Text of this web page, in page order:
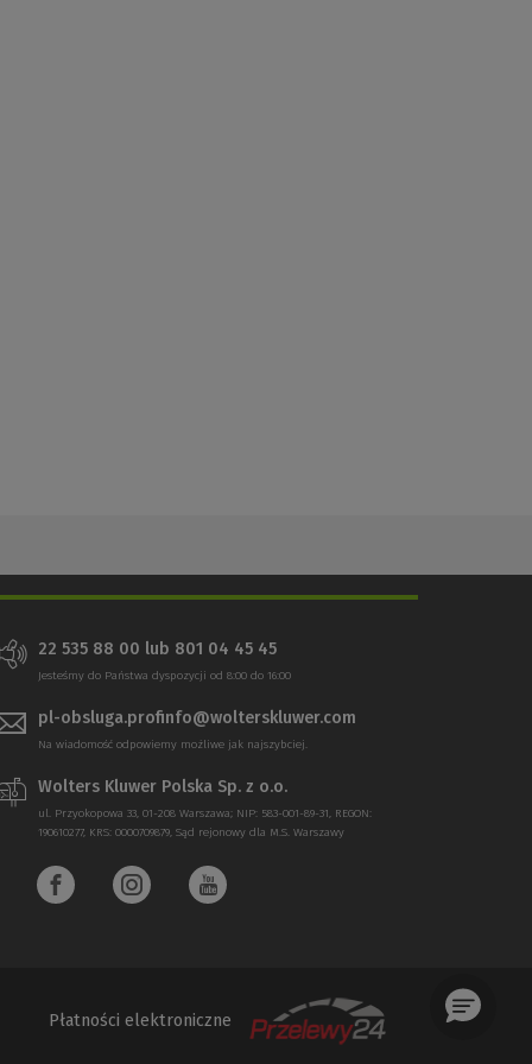
22 535 88 00 lub 801 04 45 45
Jesteśmy do Państwa dyspozycji od 8:00 do 16:00
pl-obsluga.profinfo@wolterskluwer.com
Na wiadomość odpowiemy możliwe jak najszybciej.
Wolters Kluwer Polska Sp. z o.o.
ul. Przyokopowa 33, 01-208 Warszawa; NIP: 583-001-89-31, REGON:
190610277, KRS: 0000709879, Sąd rejonowy dla M.S. Warszawy
Płatności elektroniczne
(Nowe
(Link